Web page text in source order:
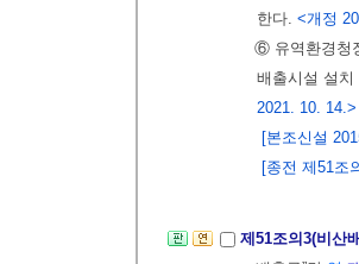
한다. <개정
⑥ 유역환경청
배출시설 설
2021. 10. 14.>
[본조신설
[종전 제51조
제51조의3(비산